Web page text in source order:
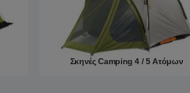
Σκηνές Camping 4 / 5 Ατόμων